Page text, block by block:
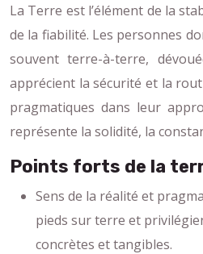
La Terre est l’élément de la
de la fiabilité. Les personnes
souvent terre-à-terre,
apprécient la sécurité et la
pragmatiques dans leur
représente la solidité, la
Points forts de la
Sens de la réalité et
pieds sur terre et
concrètes et tangibles.